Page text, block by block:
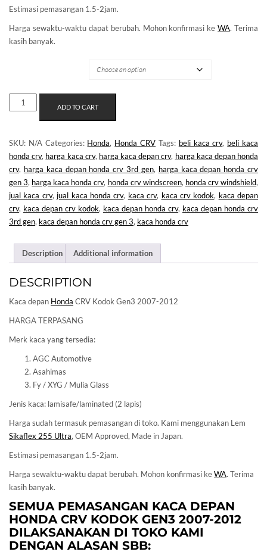
Estimasi pemasangan 1.5-2jam.
Harga sewaktu-waktu dapat berubah. Mohon konfirmasi keWA. Terima
kasih banyak.
KACA
DEPAN
CRV
GEN3
QUANTITY
ADD TO CART
SKU: N/A Categories: Honda, Honda CRV Tags: beli kaca crv, beli kaca
honda crv, harga kaca crv, harga kaca depan crv, harga kaca depan honda
crv, harga kaca depan honda crv 3rd gen, harga kaca depan honda crv
gen 3, harga kaca honda crv, honda crv windscreen, honda crv windshield,
jual kaca crv, jual kaca honda crv, kaca crv, kaca crv kodok, kaca depan
crv, kaca depan crv kodok, kaca depan honda crv, kaca depan honda crv
3rd gen, kaca depan honda crv gen 3, kaca honda crv
Description Additional information
DESCRIPTION
Kaca depan Honda CRV Kodok Gen3 2007-2012
HARGA TERPASANG
Merk kaca yang tersedia:
AGC Automotive
Asahimas
Fy / XYG / Mulia Glass
Jenis kaca: lamisafe/laminated (2 lapis)
Harga sudah termasuk pemasangan di toko. Kami menggunakan Lem
Sikaflex 255 Ultra, OEM Approved, Made in Japan.
Estimasi pemasangan 1.5-2jam.
Harga sewaktu-waktu dapat berubah. Mohon konfirmasi keWA. Terima
kasih banyak.
SEMUA PEMASANGAN KACA DEPAN
HONDACRV KODOK GEN3 2007-2012
DILAKSANAKAN DI TOKO KAMI
DENGAN ALASAN SBB: